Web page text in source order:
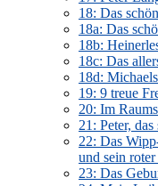
18: Das
18a: Das
18b:
18c: Das
18d:
19: 9 treue
20: Im
21: Peter,
22: Das
und sein
23: Das